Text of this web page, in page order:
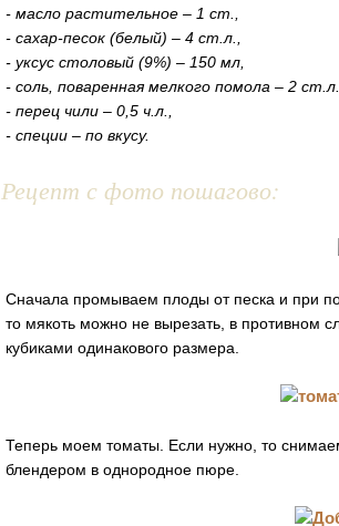
- масло растительное – 1 ст.,
- сахар-песок (белый) – 4 ст.л.,
- уксус столовый (9%) – 150 мл,
- соль, поваренная мелкого помола – 2 ст.л.,
- перец чили – 0,5 ч.л.,
- специи – по вкусу.
Рецепт с фото пошагово:
Сначала промываем плоды от песка и при
то мякоть можно не вырезать, в противном
кубиками одинакового размера.
Теперь моем томаты. Если нужно, то
блендером в однородное пюре.